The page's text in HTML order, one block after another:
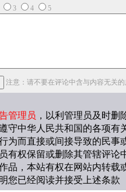
3 4 5
注意：请不要在评论中含与内容无关
管理员 ，以利管理员及时删
守中华人民共和国的各项有
为而直接或间接导致的民事
有权保留或删除其管辖评论
品，本站有权在网站内转载
您已经阅读并接受上述条款